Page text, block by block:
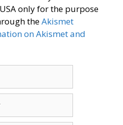
only for the purpose
theAkismet
on Akismet and